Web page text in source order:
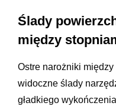
Ślady
między
Ostre narożniki
widoczne ślady
gładkiego